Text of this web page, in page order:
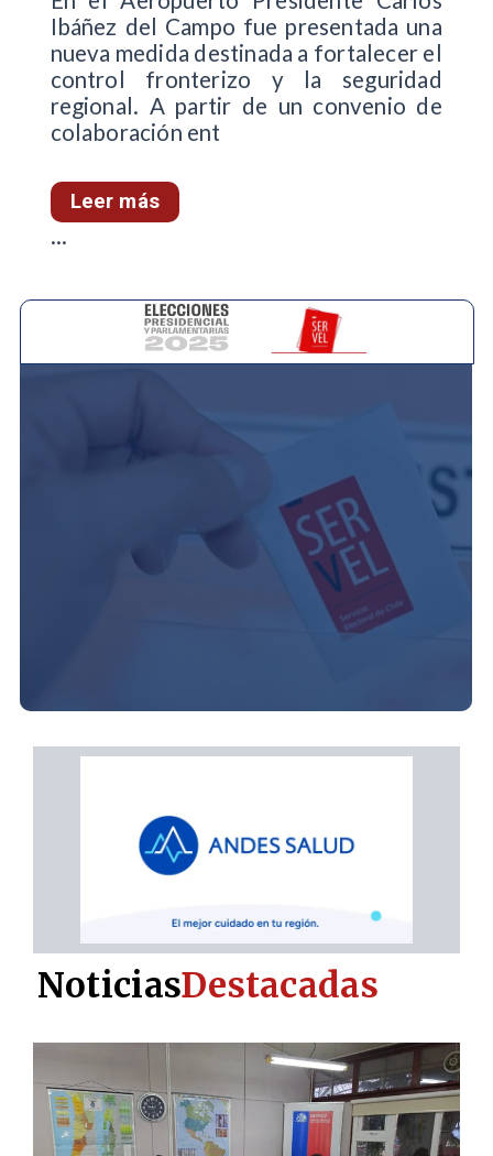
Ibáñez del Campo fue presentada una
nueva medida destinada a fortalecer el
control fronterizo y la seguridad
regional. A partir de un convenio de
colaboración ent
Leer más
...
NoticiasDestacadas